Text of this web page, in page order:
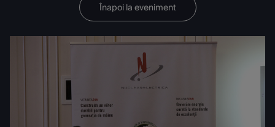
Înapoi la eveniment